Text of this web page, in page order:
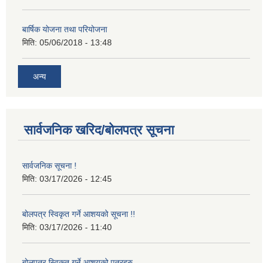
बार्षिक योजना तथा परियोजना
मिति: 05/06/2018 - 13:48
अन्य
सार्वजनिक खरिद/बोलपत्र सूचना
सार्वजनिक सूचना !
मिति: 03/17/2026 - 12:45
बोलपत्र स्विकृत गर्ने आशयको सूचना !!
मिति: 03/17/2026 - 11:40